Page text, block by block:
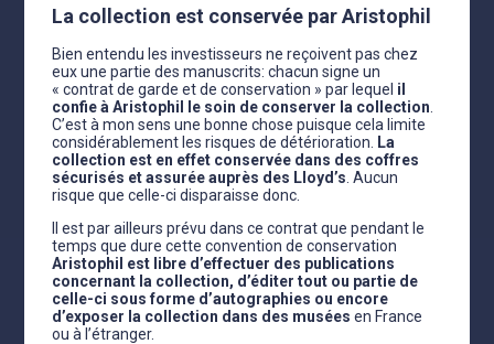
La collection est conservée par Aristophil
Bien entendu les investisseurs ne reçoivent pas chez
eux une partie des manuscrits: chacun signe un
« contrat de garde et de conservation » par lequel il
confie à Aristophil le soin de conserver la collection
C’est à mon sens une bonne chose puisque cela limite
considérablement les risques de détérioration.
La
collection est en effet conservée dans des coffres
sécurisés et assurée auprès des Lloyd’s . Aucun
risque que celle-ci disparaisse donc.
Il est par ailleurs prévu dans ce contrat que pendant le
temps que dure cette convention de conservation
Aristophil est libre d’effectuer des publications
concernant la collection, d’éditer tout ou partie de
celle-ci sous forme d’autographies ou encore
d’exposer la collection dans des musées en France
ou à l’étranger.